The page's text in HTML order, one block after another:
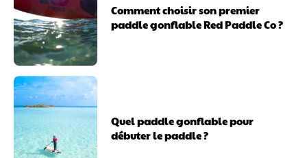
Comment choisir son premier
paddle gonflable Red Paddle Co ?
Quel paddle gonflable pour
débuter le paddle ?